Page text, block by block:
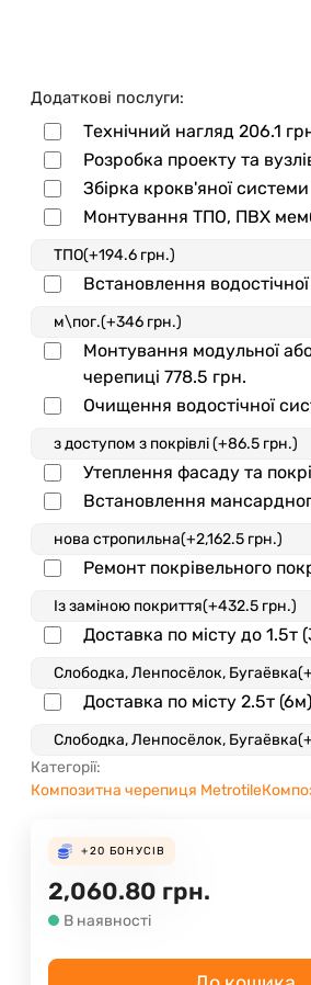
Додаткові послуги:
Технічний нагляд 206.1
Розробка проекту та
Збірка крокв'яної системи
Монтування ТПО, ПВХ
Встановлення
Монтування модульної
черепиці 778.5 грн.
Очищення водостічної
Утеплення фасаду та
Встановлення
Ремонт покрівельного
Доставка по місту до 1.5т
Доставка по місту 2.5т (6м)
Категорії:
Композитна черепиця Metrotile
+20 БОНУСІВ
2,060.80 грн.
В наявності